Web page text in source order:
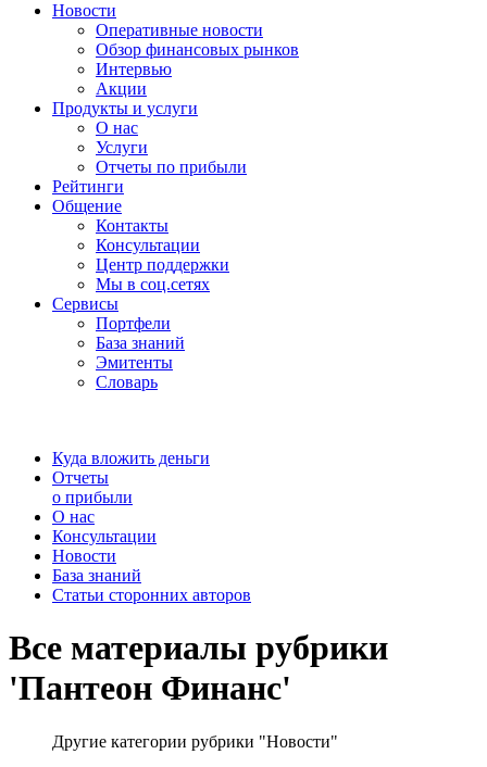
Новости
Оперативные новости
Обзор финансовых рынков
Интервью
Акции
Продукты и услуги
О нас
Услуги
Отчеты по прибыли
Рейтинги
Общение
Контакты
Консультации
Центр поддержки
Мы в соц.сетях
Сервисы
Портфели
База знаний
Эмитенты
Словарь
Куда вложить деньги
Отчеты
о прибыли
О нас
Консультации
Новости
База знаний
Статьи сторонних авторов
Все материалы рубрики
'Пантеон Финанс'
Другие категории рубрики "Новости"